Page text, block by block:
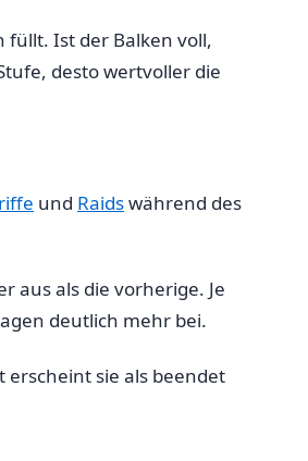
füllt. Ist der Balken voll,
desto wertvoller die
und Raidswährend des
aus als die vorherige. Je
deutlich mehr bei.
erscheint sie als beendet